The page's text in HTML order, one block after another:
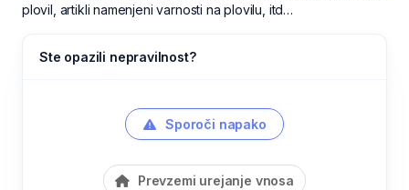
plovil, artikli namenjeni varnosti na plovilu, itd…
Ste opazili nepravilnost?
Sporoči napako
Prevzemi urejanje vnosa